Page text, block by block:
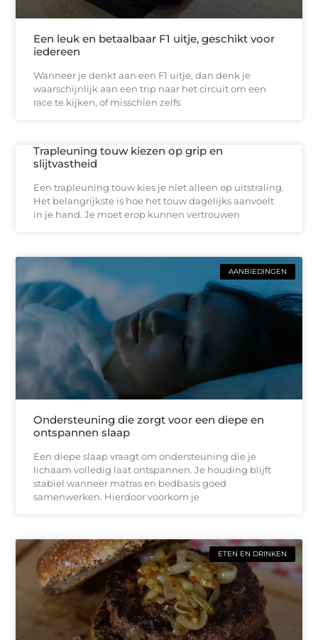
Een leuk en betaalbaar F1 uitje, geschikt voor
iedereen
Wanneer je denkt aan een F1 uitje, dan denk je
waarschijnlijk aan een trip naar het circuit om een
race te kijken, of misschien zelfs
Trapleuning touw kiezen op grip en
slijtvastheid
Een trapleuning touw kies je niet alleen op uitstraling.
Het belangrijkste is hoe het touw dagelijks aanvoelt
in je hand. Je moet erop kunnen vertrouwen
AANBIEDINGEN
Ondersteuning die zorgt voor een diepe en
ontspannen slaap
Een diepe slaap vraagt om ondersteuning die je
lichaam volledig laat ontspannen. Je houding blijft
stabiel wanneer matras en bedbasis goed
samenwerken. Hierdoor voorkom je
ETEN EN DRINKEN